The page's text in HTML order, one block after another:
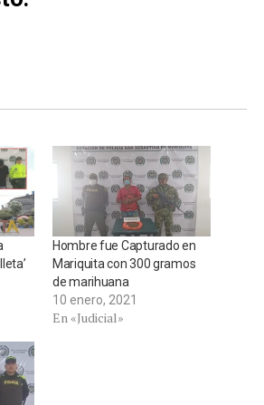
Hombre fue Capturado en
Mariquita con 300 gramos
de marihuana
10 enero, 2021
En «Judicial»